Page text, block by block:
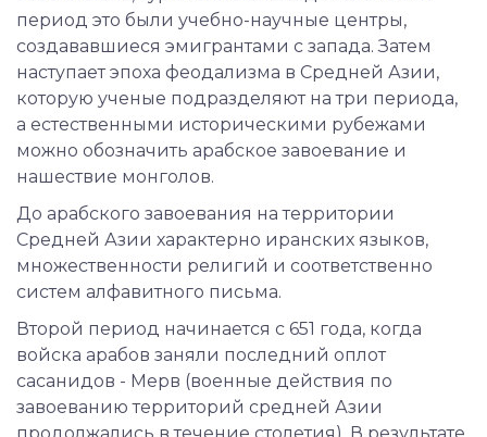
период это были учебно-научные центры,
создававшиеся эмигрантами с запада. Затем
наступает эпоха феодализма в Средней Азии,
которую ученые подразделяют на три периода,
а естественными историческими рубежами
можно обозначить арабское завоевание и
нашествие монголов.
До арабского завоевания на территории
Средней Азии характерно иранских языков,
множественности религий и соответственно
систем алфавитного письма.
Второй период начинается с 651 года, когда
войска арабов заняли последний оплот
сасанидов - Мерв (военные действия по
завоеванию территорий средней Азии